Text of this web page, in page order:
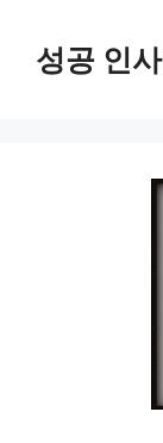
성공 인